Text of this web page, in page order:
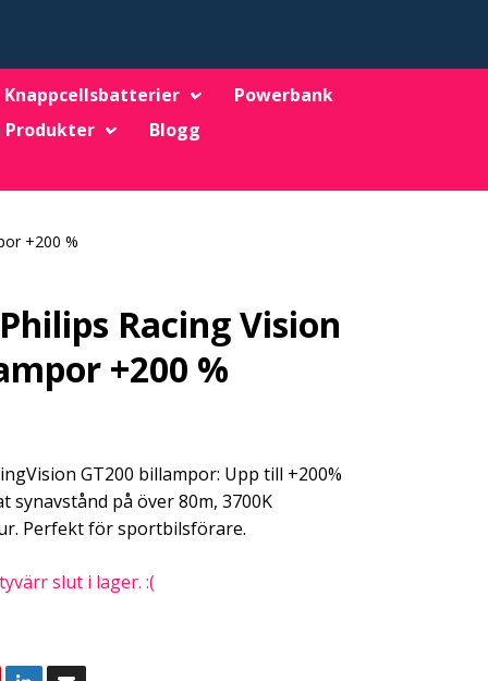
Knappcellsbatterier
Powerbank
Produkter
Blogg
+200 %
Racing Vision
+200 %
GT200 billampor: Upp till +200%
synavstånd på över 80m, 3700K
Perfekt för sportbilsförare.
slut i lager. :(